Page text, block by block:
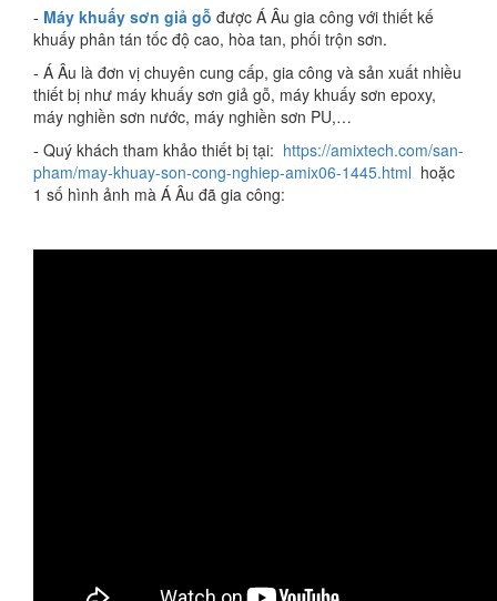
- Máy khuấy sơn giả gỗ được Á Âu gia công với thiết kế
khuấy phân tán tốc độ cao, hòa tan, phối trộn sơn.
- Á Âu là đơn vị chuyên cung cấp, gia công và sản xuất nhiều
thiết bị như máy khuấy sơn giả gỗ, máy khuấy sơn epoxy,
máy nghiền sơn nước, máy nghiền sơn PU,…
- Quý khách tham khảo thiết bị tại: https://amixtech.com/san-
pham/may-khuay-son-cong-nghiep-amix06-1445.html hoặc
1 số hình ảnh mà Á Âu đã gia công: